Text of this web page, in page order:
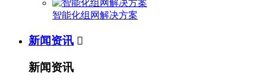
智能化组网解决方案
新闻资讯 
新闻资讯